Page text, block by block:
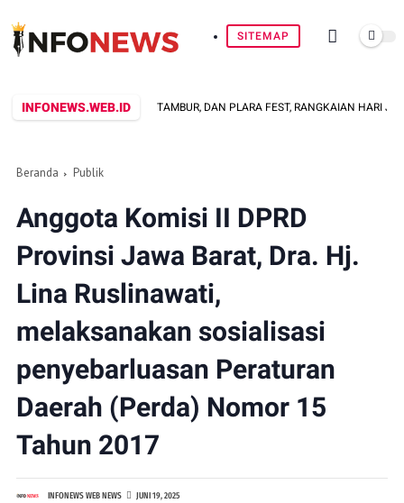
SITEMAP
INFONEWS.WEB.ID
DENTUMAN TAMBUR, DAN PLARA FEST, RANGKAIAN HARI JADI KE-
Beranda Publik
Anggota Komisi II DPRD
Provinsi Jawa Barat, Dra. Hj.
Lina Ruslinawati,
melaksanakan sosialisasi
penyebarluasan Peraturan
Daerah (Perda) Nomor 15
Tahun 2017
INFONEWS WEB NEWS JUNI 19, 2025